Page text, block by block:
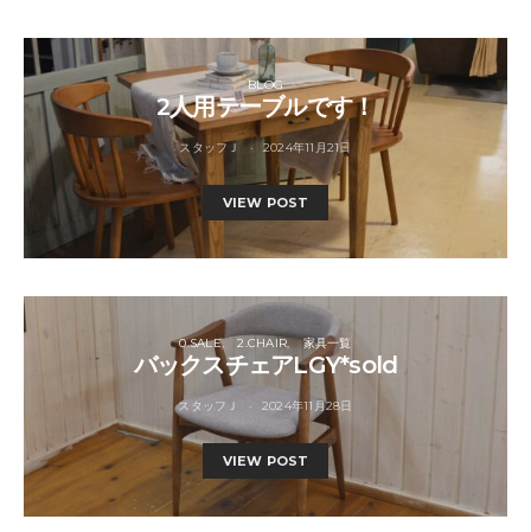
BLOG
2人用テーブルです！
スタッフＪ 2024年11月21日
VIEW POST
0.SALE 2.CHAIR 家具一覧
バックスチェアLGY*sold
スタッフＪ 2024年11月28日
VIEW POST